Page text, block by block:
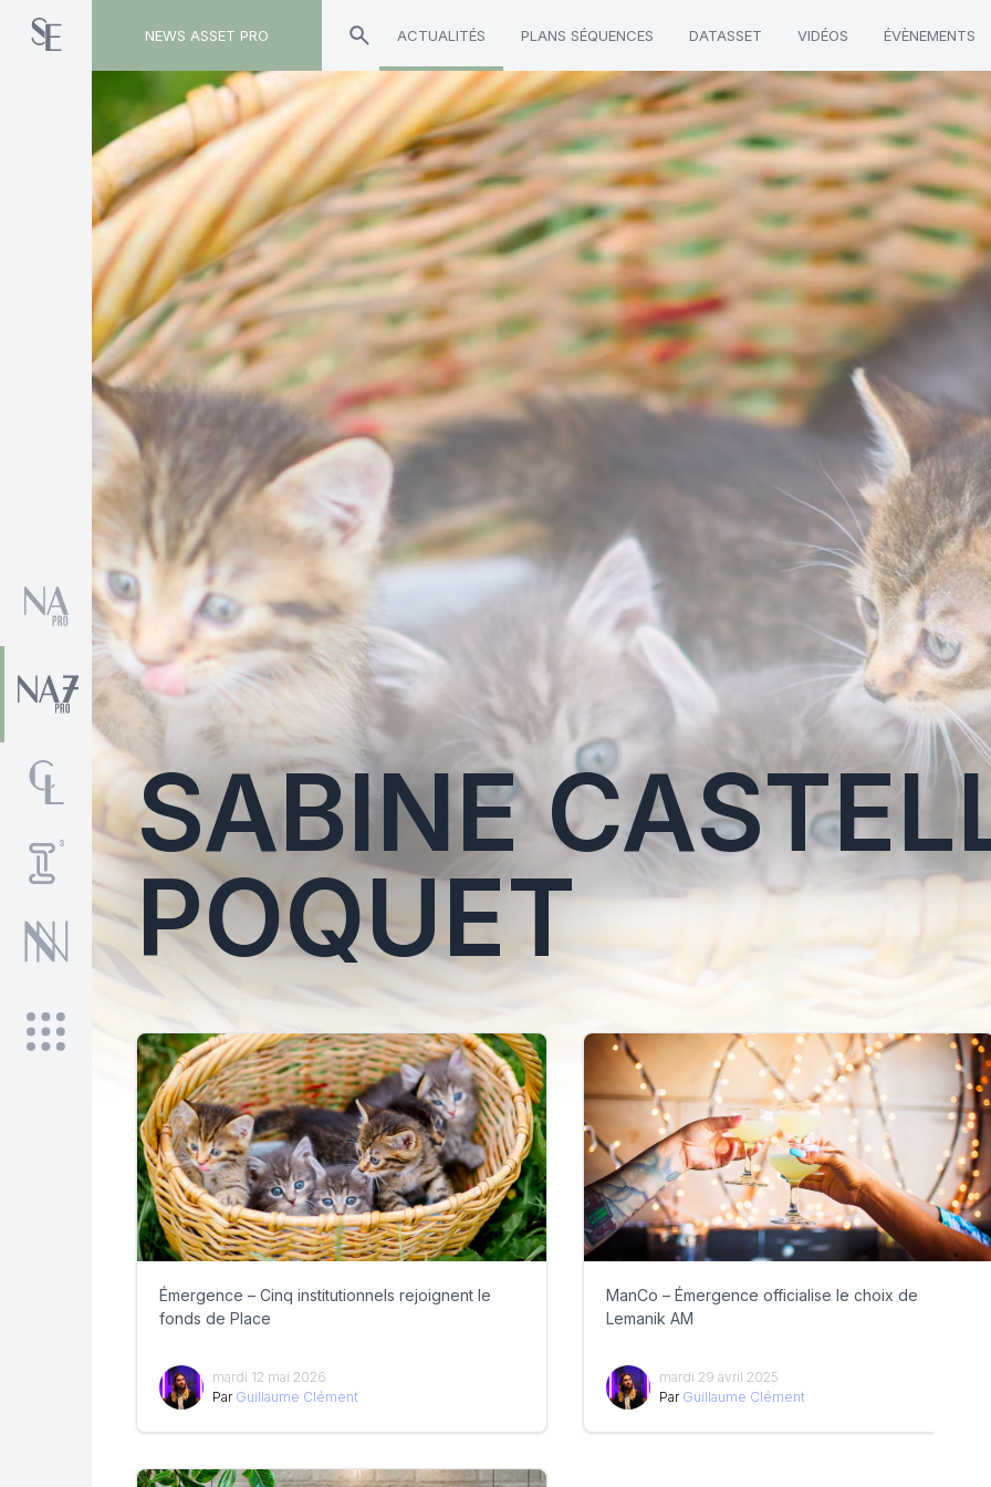
NEWS ASSET PRO ACTUALITÉS PLANS SÉQUENCES DATASSET VIDÉOS ÉVÈNEMENTS
Toute l'actualité sur le tag "Sabine Castellan-Poquet"
SABINE
POQUET
Émergence – Cinq institutionnels rejoignent le
fonds de Place
mardi 12 mai 2026
Par Guillaume Clément
ManCo – Émergence officialise le choix de
Lemanik AM
mardi 29 avril 2025
Par Guillaume Clément